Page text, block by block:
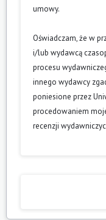
umowy.
Oświadczam, że w
i/lub wydawcą
procesu
innego wydawcy
poniesione przez
procedowaniem
recenzji